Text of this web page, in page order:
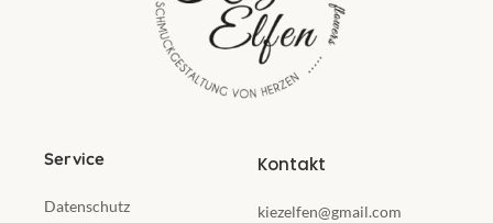
Service
Datenschutz
Kontakt
kiezelfen@gmail.com